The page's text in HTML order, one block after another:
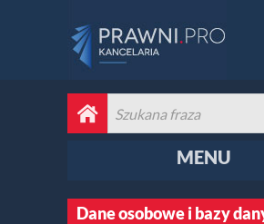
MENU
Dane osobowe i bazy